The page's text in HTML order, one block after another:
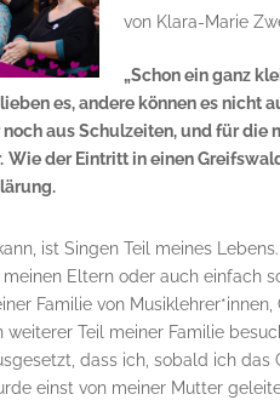
von Klara-Marie
„Schon ein ganz
es, andere können es nicht
noch aus Schulzeiten, und für
Wie der Eintritt in einen
ist Singen Teil meines
Eltern oder auch einfach
Familie von
weiterer Teil meiner Familie
dass ich, sobald ich
einst von meiner Mutter